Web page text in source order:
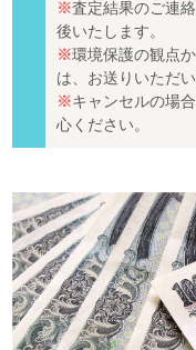
※査定結果のご連
後いたします。
※環境保護の観点
は、お送りいただ
※キャンセルの場
心ください。